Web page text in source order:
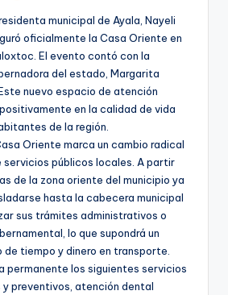
municipal de Ayala, Nayeli
oficialmente la Casa Oriente en
El evento contó con la
del estado, Margarita
nuevo espacio de atención
en la calidad de vida
de la región.
Oriente marca un cambio radical
servicios públicos locales. A partir
de la zona oriente del municipio ya
hasta la cabecera municipal
sus trámites administrativos o
lo que supondrá un
tiempo y dinero en transporte.
permanente los siguientes servicios
preventivos, atención dental